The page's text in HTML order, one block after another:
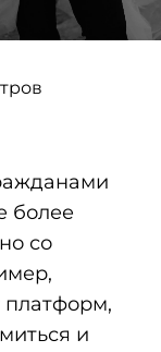
более
со
платформ,
и